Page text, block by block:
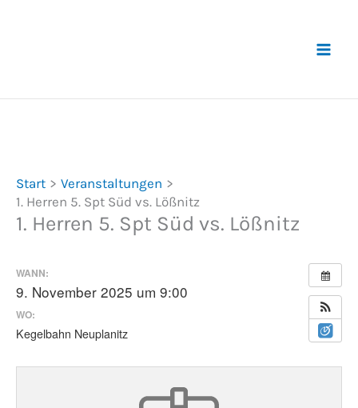
Start
Veranstaltungen
1. Herren 5. Spt Süd vs. Lößnitz
1. Herren 5. Spt Süd vs. Lößnitz
WANN:
9. November 2025 um 9:00
WO:
Kegelbahn Neuplanitz